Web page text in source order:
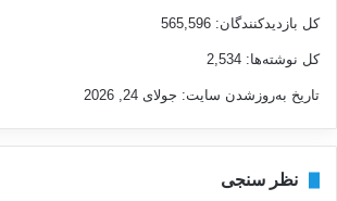
کل بازدیدکنند‌گان: 565,596
کل نوشته‌ها: 2,534
تاریخ به‌روزشدن سایت: جولای 24, 2026
نظر سنجی